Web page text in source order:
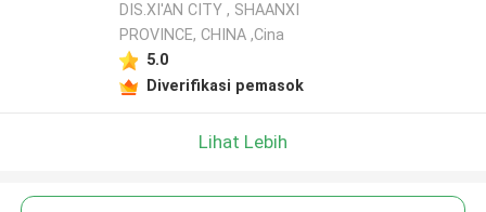
DIS.XI'AN CITY , SHAANXI
PROVINCE, CHINA ,Cina
5.0
Diverifikasi pemasok
Lihat Lebih